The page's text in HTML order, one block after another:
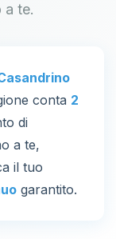
a te.
conta 2
di
a te,
il tuo
garantito.